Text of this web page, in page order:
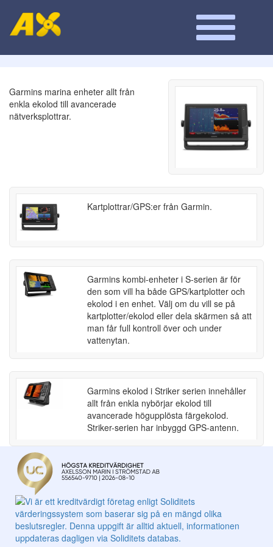
Garmins marina enheter allt från
enkla ekolod till avancerade
nätverksplottrar.
Kartplottrar/GPS:er från Garmin.
Garmins kombi-enheter i S-serien är för
den som vill ha både GPS/kartplotter och
ekolod i en enhet. Välj om du vill se på
kartplotter/ekolod eller dela skärmen så att
man får full kontroll över och under
vattenytan.
Garmins ekolod i Striker serien innehåller
allt från enkla nybörjar ekolod till
avancerade högupplösta färgekolod.
Striker-serien har inbyggd GPS-antenn.